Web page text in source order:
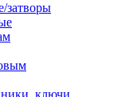
затворы
ключи